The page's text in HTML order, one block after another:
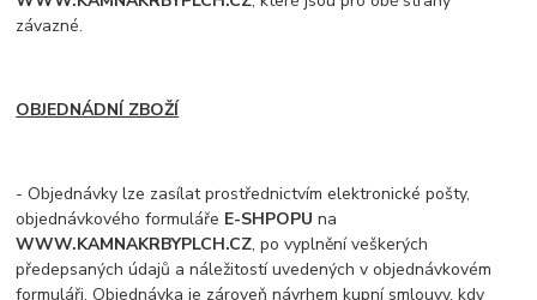
závazné.
OBJEDNÁDNÍ ZBOŽÍ
- Objednávky lze zasílat prostřednictvím elektronické pošty,
objednávkového formuláře E-SHPOPU na
WWW.KAMNAKRBYPLCH.CZ, po vyplnění veškerých
předepsaných údajů a náležitostí uvedených v objednávkovém
formuláři. Objednávka je zároveň návrhem kupní smlouvy, kdy